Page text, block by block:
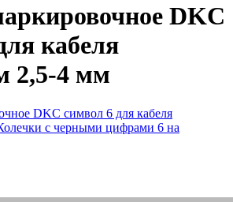
DKC
кабеля
2,5-4 мм